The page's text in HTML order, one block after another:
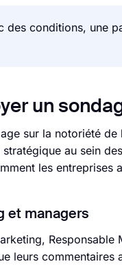
des conditions, une
un
sur la notoriété
au sein
les entreprises
et managers
leurs